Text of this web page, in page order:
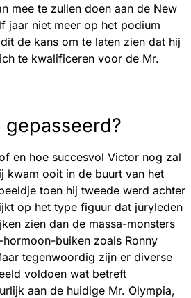
mee te zullen doen aan de New
jaar niet meer op het podium
de kans om te laten zien dat hij
te kwalificeren voor de Mr.
en hoe succesvol Victor nog zal
kwam ooit in de buurt van het
toen hij tweede werd achter
op het type figuur dat juryleden
zien dan de massa-monsters
buiken zoals Ronny
tegenwoordig zijn er diverse
voldoen wat betreft
aan de huidige Mr. Olympia,